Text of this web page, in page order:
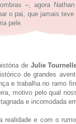
–, agora
o pai, que jamais teve
pele.
de Julie
de grandes
e trabalha no ramo
motivo pelo qual
e incomodada
realidade e com o